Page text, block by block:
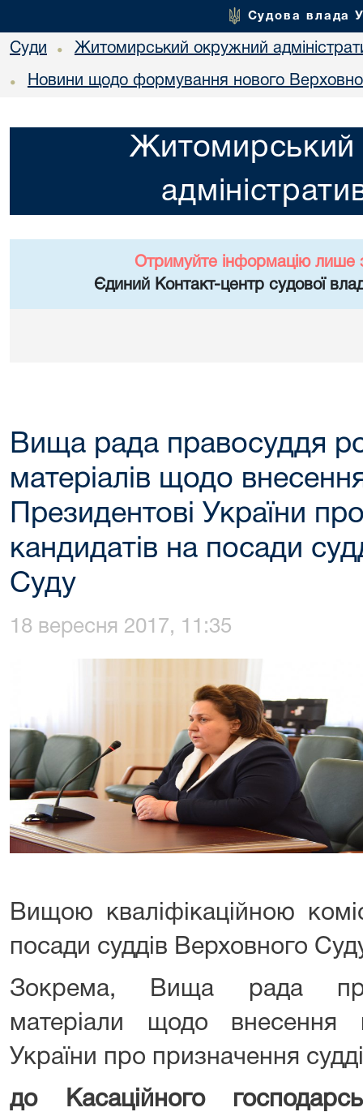
Судова влада
Суди • Житомирський окружний
• Новини щодо формування нового
Житомирський
Отримуйте інформацію лише
Єдиний Контакт-центр судової
Вища рада правосуддя
матеріалів щодо
Президентові України
кандидатів на посади
Суду
18 вересня 2017, 11:35
Вищою кваліфікаційною
посади суддів Верховного
Зокрема, Вища рада
матеріали щодо внесення
України про призначення
до Касаційного